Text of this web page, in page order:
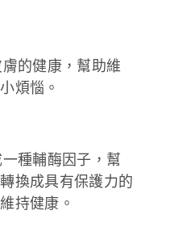
的健康，幫助維
煩惱。
種輔酶因子， 幫
換成具有保護力的
持健康。